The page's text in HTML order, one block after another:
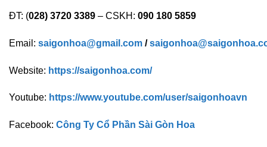
ĐT: (028) 3720 3389 – CSKH: 090 180 5859
Email: saigonhoa@gmail.com /
Website: https://saigonhoa.com/
Youtube: https://www.youtube.com/user/saigonhoavn
Facebook: Công Ty Cổ Phần Sài Gòn Hoa